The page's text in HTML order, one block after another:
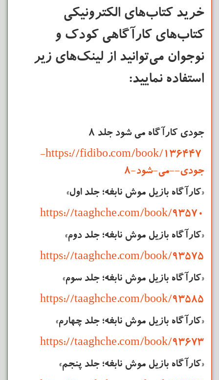
خرید کتاب‌های الکترونیکی
کتاب‌های کارآگاهی کودک و
نوجوان می‌توانید از لینک‌های زیر
استفاده نمایید:
جودی کارآگاه می شود جلد 8
https://fidibo.com/book/136447-
جودی--می-شود-8
«کارآگاه بازیل موش نابغه؛ جلد اول»
https://taaghche.com/book/93570
«کارآگاه بازیل موش نابغه؛ جلد دوم»
https://taaghche.com/book/93575
«کارآگاه بازیل موش نابغه؛ جلد سوم»
https://taaghche.com/book/93585
«کارآگاه بازیل موش نابغه؛ جلد چهارم»
https://taaghche.com/book/93673
«کارآگاه بازیل موش نابغه؛ جلد پنجم»